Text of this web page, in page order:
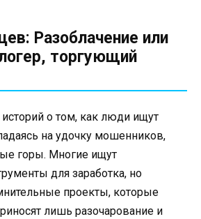
Разоблачение или
торгующий
историй о том, как люди ищут
на удочку мошенников,
горы. Многие ищут
для заработка, но
проекты, которые
лишь разочарование и